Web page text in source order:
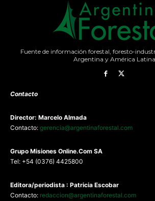
Fuente de información forestal, foresto-
Argentina y América Latina
Contacto
Director: Marcelo Almada
Contacto: gerencia@argentinaforestal.com
Grupo Misiones Online.Com SA
Tel: +54 (0376) 4425800
Editora/periodista : Patricia Escobar
Contacto: redaccion@argentinaforestal.com